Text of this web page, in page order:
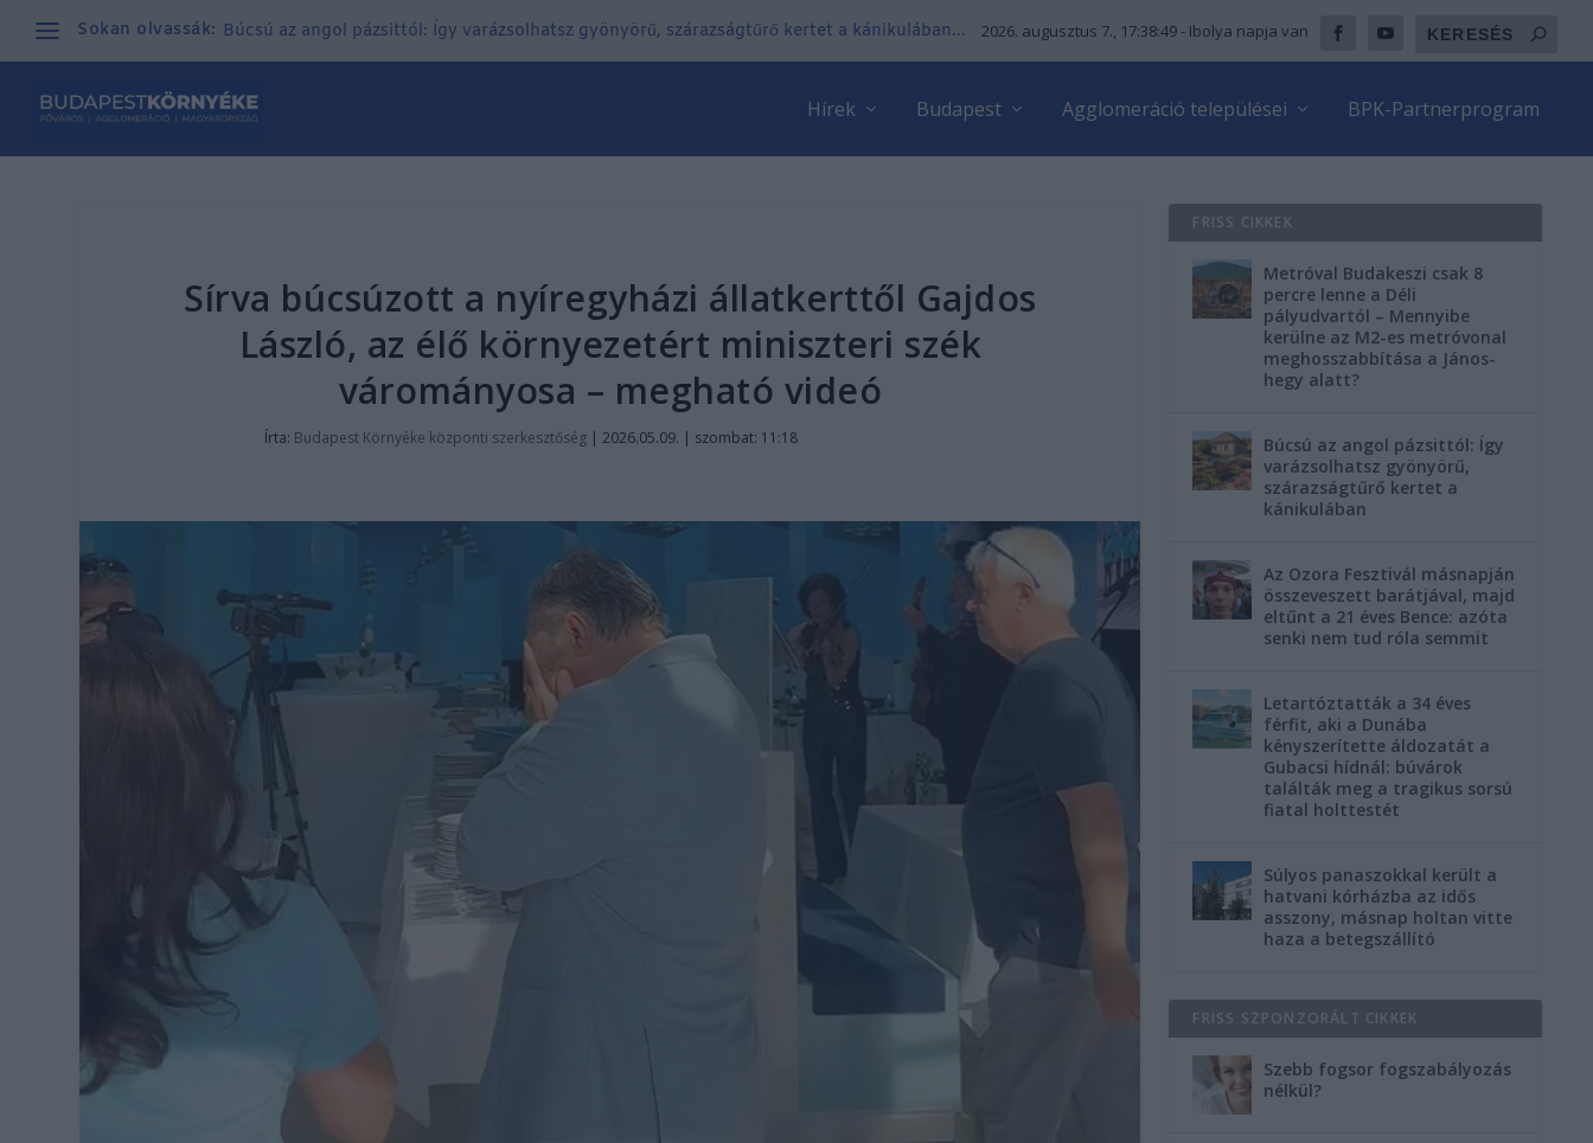
Sokan olvassák: Búcsú az angol pázsittól: Így varázsolhatsz gyönyörű, szárazságtűrő kertet a kánikulában... 2026. augusztus 7., 17:38:50 - Ibolya napja van
Hírek Budapest Agglomeráció települései BPK-Partnerprogram
Sírva búcsúzott a nyíregyházi állatkerttől Gajdos
László, az élő környezetért miniszteri szék
várományosa – megható videó
Írta: Budapest Környéke központi szerkesztőség |2026.05.09. | szombat: 11:18
FRISS CIKKEK
Metróval Budakeszi csak 8
percre lenne a Déli
pályudvartól – Mennyibe
kerülne az M2-es metróvonal
meghosszabbítása a János-
hegy alatt?
Búcsú az angol pázsittól: Így
varázsolhatsz gyönyörű,
szárazságtűrő kertet a
kánikulában
Az Ozora Fesztivál másnapján
összeveszett barátjával, majd
eltűnt a 21 éves Bence: azóta
senki nem tud róla semmit
Letartóztatták a 34 éves
férfit, aki a Dunába
kényszerítette áldozatát a
Gubacsi hídnál: búvárok
találták meg a tragikus sorsú
fiatal holttestét
Súlyos panaszokkal került a
hatvani kórházba az idős
asszony, másnap holtan vitte
haza a betegszállító
FRISS SZPONZORÁLT CIKKEK
Szebb fogsor fogszabályozás
nélkül?